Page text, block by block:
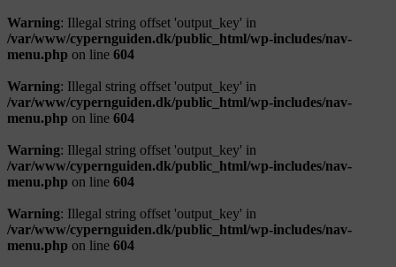
Warning: Illegal string offset 'output_key' in
/var/www/cypernguiden.dk/public_html/wp-includes/nav-
menu.php on line 604
Warning: Illegal string offset 'output_key' in
/var/www/cypernguiden.dk/public_html/wp-includes/nav-
menu.php on line 604
Warning: Illegal string offset 'output_key' in
/var/www/cypernguiden.dk/public_html/wp-includes/nav-
menu.php on line 604
Warning: Illegal string offset 'output_key' in
/var/www/cypernguiden.dk/public_html/wp-includes/nav-
menu.php on line 604